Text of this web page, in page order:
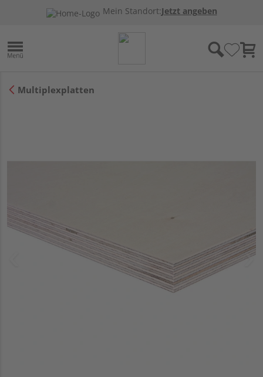
Mein Standort:Jetzt angeben
Multiplexplatten